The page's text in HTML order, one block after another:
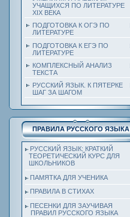
УЧАЩИХСЯ ПО ЛИТЕРАТУРЕ
ХIХ ВЕКА
ПОДГОТОВКА К ОГЭ ПО
ЛИТЕРАТУРЕ
ПОДГОТОВКА К ЕГЭ ПО
ЛИТЕРАТУРЕ
КОМПЛЕКСНЫЙ АНАЛИЗ
ТЕКСТА
РУССКИЙ ЯЗЫК. К ПЯТЕРКЕ
ШАГ ЗА ШАГОМ
ПРАВИЛА РУССКОГО ЯЗЫКА
РУССКИЙ ЯЗЫК: КРАТКИЙ
ТЕОРЕТИЧЕСКИЙ КУРС ДЛЯ
ШКОЛЬНИКОВ
ПАМЯТКА ДЛЯ УЧЕНИКА
ПРАВИЛА В СТИХАХ
ПЕСЕНКИ ДЛЯ ЗАУЧИВАЯ
ПРАВИЛ РУССКОГО ЯЗЫКА